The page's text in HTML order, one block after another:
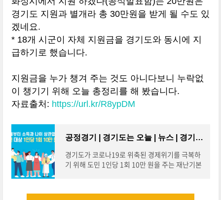
경기도 지원과 별개라 총 30만원을 받게 될 수도 있
겠네요.
* 18개 시군이 자체 지원금을 경기도와 동시에 지
급하기로 했습니다.
지원금을 누가 챙겨 주는 것도 아니다보니 누락없
이 챙기기 위해 오늘 총정리를 해 봤습니다.
자료출처: https://url.kr/R8ypDM
공정경기 | 경기도는 오늘 | 뉴스 | 경기도청
경기도가 코로나19로 위축된 경제위기를 극복하
기 위해 도민 1인당 1회 10만 원을 주는 재난기본
3월23일 24시 기준시점부터 신청일까지 경기도